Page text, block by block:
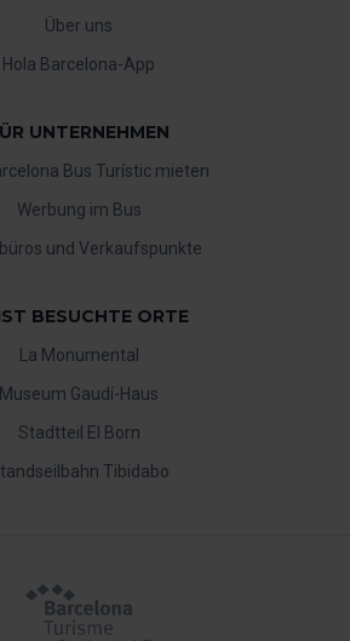
Über uns
Hola Barcelona-App
UNTERNEHMEN
Bus Turístic mieten
Werbung im Bus
und Verkaufspunkte
BESUCHTE ORTE
La Monumental
Museum Gaudí-Haus
Stadtteil El Born
Tibidabo